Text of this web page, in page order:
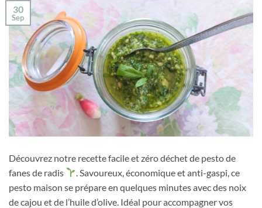
30
Sep
Découvrez notre recette facile et zéro déchet de pesto de
fanes de radis
. Savoureux, économique et anti-gaspi, ce
pesto maison se prépare en quelques minutes avec des noix
de cajou et de l’huile d’olive. Idéal pour accompagner vos